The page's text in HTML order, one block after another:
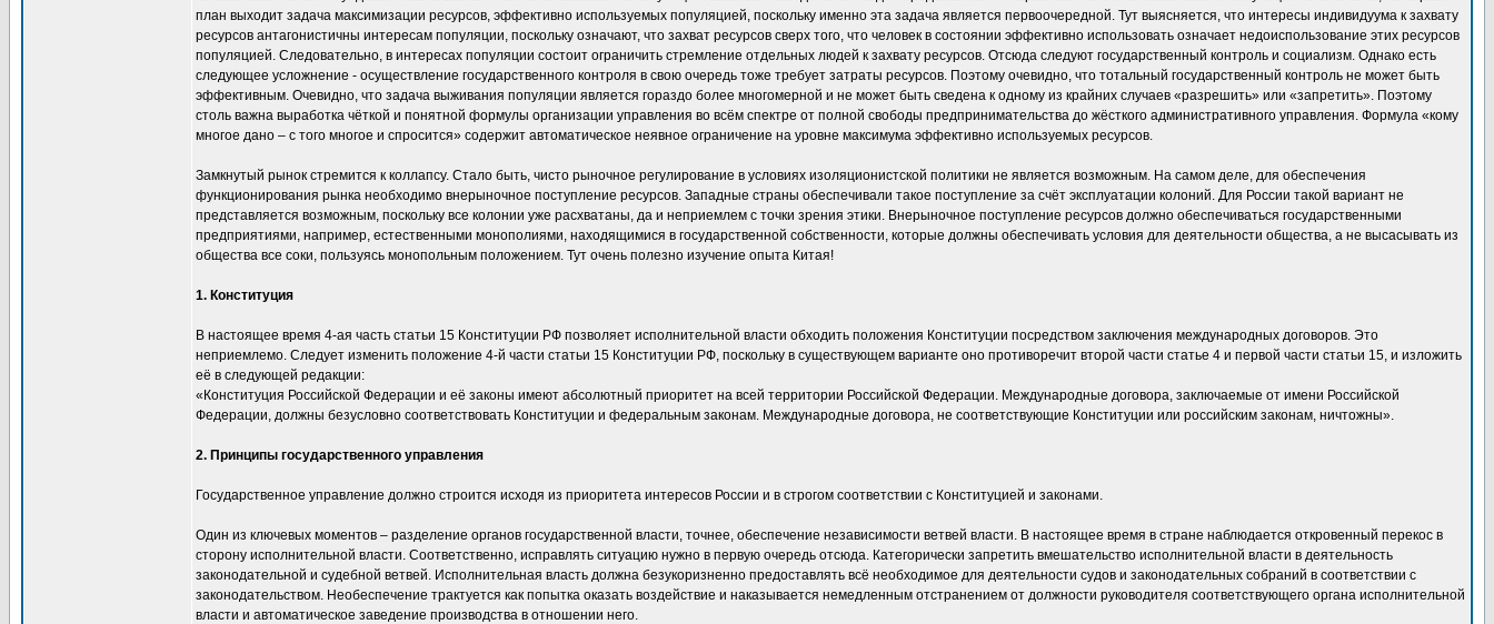
план выходит задача максимизации ресурсов, эффективно используемых популяцией, поскольку именно эта задача является первоочередной. Тут выясняется, что интересы индивидуума к захвату
ресурсов антагонистичны интересам популяции, поскольку означают, что захват ресурсов сверх того, что человек в состоянии эффективно использовать означает недоиспользование этих ресурсов
популяцией. Следовательно, в интересах популяции состоит ограничить стремление отдельных людей к захвату ресурсов. Отсюда следуют государственный контроль и социализм. Однако есть
следующее усложнение - осуществление государственного контроля в свою очередь тоже требует затраты ресурсов. Поэтому очевидно, что тотальный государственный контроль не может быть
эффективным. Очевидно, что задача выживания популяции является гораздо более многомерной и не может быть сведена к одному из крайних случаев «разрешить» или «запретить». Поэтому
столь важна выработка чёткой и понятной формулы организации управления во всём спектре от полной свободы предпринимательства до жёсткого административного управления. Формула «кому
многое дано – с того многое и спросится» содержит автоматическое неявное ограничение на уровне максимума эффективно используемых ресурсов.
Замкнутый рынок стремится к коллапсу. Стало быть, чисто рыночное регулирование в условиях изоляционистской политики не является возможным. На самом деле, для обеспечения
функционирования рынка необходимо внерыночное поступление ресурсов. Западные страны обеспечивали такое поступление за счёт эксплуатации колоний. Для России такой вариант не
представляется возможным, поскольку все колонии уже расхватаны, да и неприемлем с точки зрения этики. Внерыночное поступление ресурсов должно обеспечиваться государственными
предприятиями, например, естественными монополиями, находящимися в государственной собственности, которые должны обеспечивать условия для деятельности общества, а не высасывать из
общества все соки, пользуясь монопольным положением. Тут очень полезно изучение опыта Китая!
1. Конституция
В настоящее время 4-ая часть статьи 15 Конституции РФ позволяет исполнительной власти обходить положения Конституции посредством заключения международных договоров. Это
неприемлемо. Следует изменить положение 4-й части статьи 15 Конституции РФ, поскольку в существующем варианте оно противоречит второй части статье 4 и первой части статьи 15, и изложить
её в следующей редакции:
«Конституция Российской Федерации и её законы имеют абсолютный приоритет на всей территории Российской Федерации. Международные договора, заключаемые от имени Российской
Федерации, должны безусловно соответствовать Конституции и федеральным законам. Международные договора, не соответствующие Конституции или российским законам, ничтожны».
2. Принципы государственного управления
Государственное управление должно строится исходя из приоритета интересов России и в строгом соответствии с Конституцией и законами.
Один из ключевых моментов – разделение органов государственной власти, точнее, обеспечение независимости ветвей власти. В настоящее время в стране наблюдается откровенный перекос в
сторону исполнительной власти. Соответственно, исправлять ситуацию нужно в первую очередь отсюда. Категорически запретить вмешательство исполнительной власти в деятельность
законодательной и судебной ветвей. Исполнительная власть должна безукоризненно предоставлять всё необходимое для деятельности судов и законодательных собраний в соответствии с
законодательством. Необеспечение трактуется как попытка оказать воздействие и наказывается немедленным отстранением от должности руководителя соответствующего органа исполнительной
власти и автоматическое заведение производства в отношении него.